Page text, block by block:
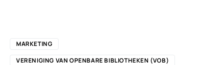
MARKETING
VERENIGING VAN OPENBARE BIBLIOTHEKEN (VOB)